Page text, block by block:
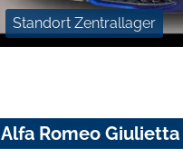
Standort Zentrallager
Alfa Romeo